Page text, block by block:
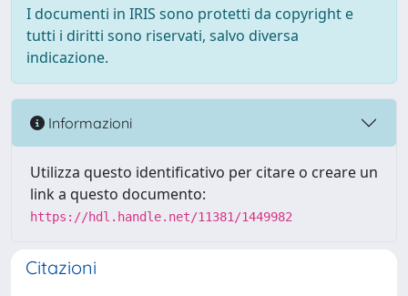
I documenti in IRIS sono protetti da copyright e
tutti i diritti sono riservati, salvo diversa
indicazione.
Informazioni
Utilizza questo identificativo per citare o creare un
link a questo documento:
https://hdl.handle.net/11381/1449982
Citazioni